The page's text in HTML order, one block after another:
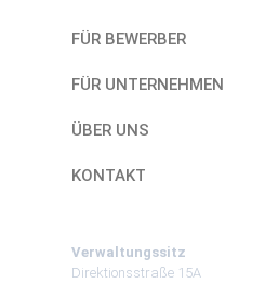
FÜR BEWERBER
FÜR UNTERNEHMEN
ÜBER UNS
KONTAKT
Verwaltungssitz
Direktionsstraße 15A